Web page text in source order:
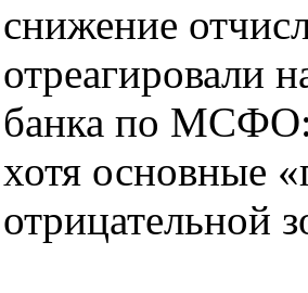
снижение
отреагировали
банка по МСФО:
хотя основные
отрицательной